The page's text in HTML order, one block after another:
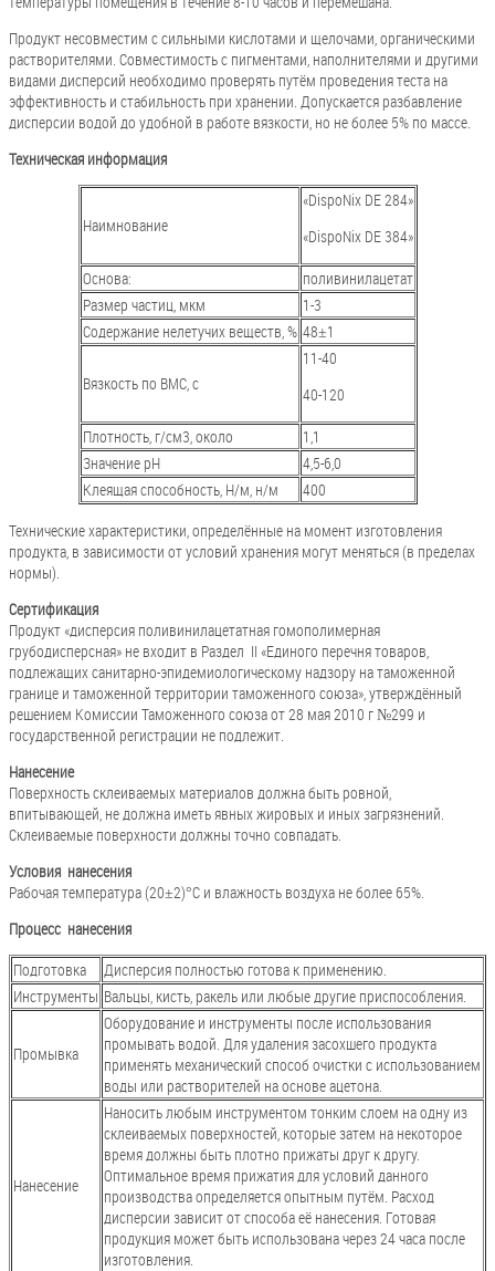
Продукт несовместим с сильными кислотами и щелочами, органическими
растворителями. Совместимость с пигментами, наполнителями и другими
видами дисперсий необходимо проверять путём проведения теста на
эффективность и стабильность при хранении. Допускается разбавление
дисперсии водой до удобной в работе вязкости, но не более 5% по массе.
Техническая информация
Наимнование
«DispoNix DE 284»
«DispoNix DE 384»
Основа:
поливинилацетат
Размер частиц, мкм
1-3
Содержание нелетучих веществ, % 48±1
Вязкость по ВМС, с
11-40
40-120
Плотность, г/см3, около
1,1
Значение рН
4,5-6,0
Клеящая способность, Н/м, н/м
400
Технические характеристики, определённые на момент изготовления
продукта, в зависимости от условий хранения могут меняться (в пределах
нормы).
Сертификация
Продукт «дисперсия поливинилацетатная гомополимерная
грубодисперсная» не входит в Раздел II «Единого перечня товаров,
подлежащих санитарно-эпидемиологическому надзору на таможенной
границе и таможенной территории таможенного союза», утверждённый
решением Комиссии Таможенного союза от 28 мая 2010 г №299 и
государственной регистрации не подлежит.
Нанесение
Поверхность склеиваемых материалов должна быть ровной,
впитывающей, не должна иметь явных жировых и иных загрязнений.
Склеиваемые поверхности должны точно совпадать.
Условия нанесения
Рабочая температура (20±2)°С и влажность воздуха не более 65%.
Процесс нанесения
Подготовка
Дисперсия полностью готова к применению.
Инструменты Вальцы, кисть, ракель или любые другие приспособления.
Промывка
Оборудование и инструменты после использования
промывать водой. Для удаления засохшего продукта
применять механический способ очистки с использованием
воды или растворителей на основе ацетона.
Нанесение
Наносить любым инструментом тонким слоем на одну из
склеиваемых поверхностей, которые затем на некоторое
время должны быть плотно прижаты друг к другу.
Оптимальное время прижатия для условий данного
производства определяется опытным путём. Расход
дисперсии зависит от способа её нанесения. Готовая
продукция может быть использована через 24 часа после
изготовления.